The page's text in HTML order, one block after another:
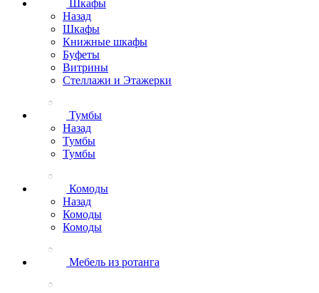
Шкафы
Назад
Шкафы
Книжные шкафы
Буфеты
Витрины
Стеллажи и Этажерки
Тумбы
Назад
Тумбы
Тумбы
Комоды
Назад
Комоды
Комоды
Мебель из ротанга